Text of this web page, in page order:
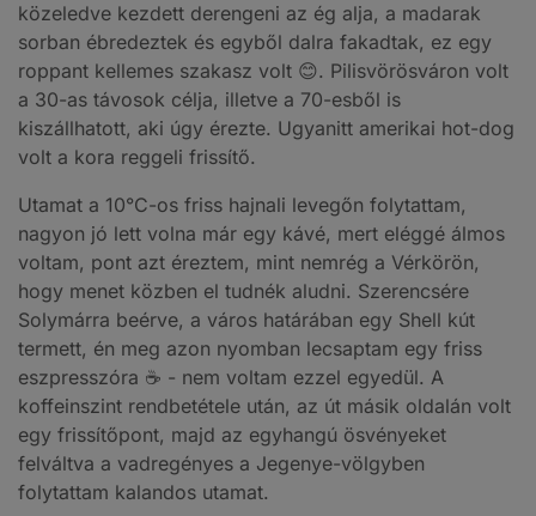
közeledve kezdett derengeni az ég alja, a madarak
sorban ébredeztek és egyből dalra fakadtak, ez egy
roppant kellemes szakasz volt 😊. Pilisvörösváron volt
a 30-as távosok célja, illetve a 70-esből is
kiszállhatott, aki úgy érezte. Ugyanitt amerikai hot-dog
volt a kora reggeli frissítő.
Utamat a 10°C-os friss hajnali levegőn folytattam,
nagyon jó lett volna már egy kávé, mert eléggé álmos
voltam, pont azt éreztem, mint nemrég a Vérkörön,
hogy menet közben el tudnék aludni. Szerencsére
Solymárra beérve, a város határában egy Shell kút
termett, én meg azon nyomban lecsaptam egy friss
eszpresszóra ☕ - nem voltam ezzel egyedül. A
koffeinszint rendbetétele után, az út másik oldalán volt
egy frissítőpont, majd az egyhangú ösvényeket
felváltva a vadregényes a Jegenye-völgyben
folytattam kalandos utamat.